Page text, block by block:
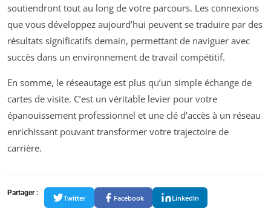
soutiendront tout au long de votre parcours. Les connexions
que vous développez aujourd’hui peuvent se traduire par des
résultats significatifs demain, permettant de naviguer avec
succès dans un environnement de travail compétitif.
En somme, le réseautage est plus qu’un simple échange de
cartes de visite. C’est un véritable levier pour votre
épanouissement professionnel et une clé d’accès à un réseau
enrichissant pouvant transformer votre trajectoire de
carrière.
Partager :
Twitter Facebook LinkedIn